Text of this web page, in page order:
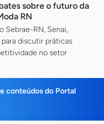
sobre o futuro da
RN
Sebrae-RN, Senai,
discutir práticas
no setor
conteúdos do Portal